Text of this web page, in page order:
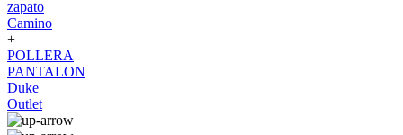
zapato
Camino
+
POLLERA
PANTALON
Duke
Outlet